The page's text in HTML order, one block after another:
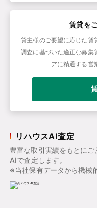
賃貸を
貸主様のご要望に応じた賃
調査に基づいた適正な募集
アに精通する営
リハウスAI査定
豊富な取引実績をもとに
AIで査定します。
※当社保有データから機械